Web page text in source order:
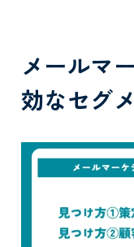
メールマ
効なセグ